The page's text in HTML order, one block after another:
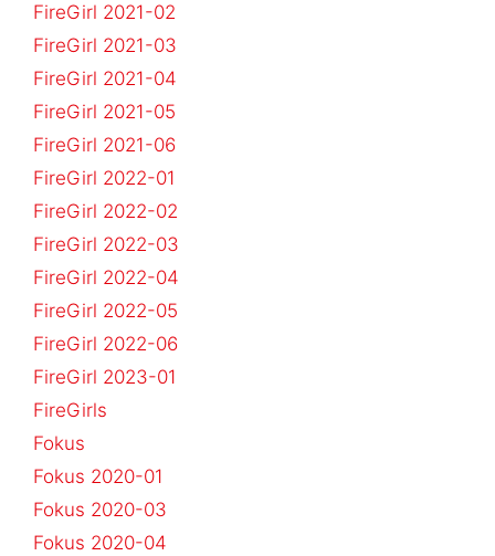
FireGirl 2021-02
FireGirl 2021-03
FireGirl 2021-04
FireGirl 2021-05
FireGirl 2021-06
FireGirl 2022-01
FireGirl 2022-02
FireGirl 2022-03
FireGirl 2022-04
FireGirl 2022-05
FireGirl 2022-06
FireGirl 2023-01
FireGirls
Fokus
Fokus 2020-01
Fokus 2020-03
Fokus 2020-04